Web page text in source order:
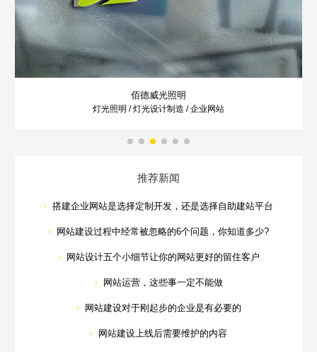
佰德威光照明
灯光照明 / 灯光设计制造 / 企业网站
推荐新闻
· 搭建企业网站是选择定制开发，还是选择自助建站平台
· 网站建设过程中经常被忽略的6个问题，你知道多少?
· 网站设计五个小细节让你的网站更好的留住客户
· 网站运营，这些事一定不能做
· 网站建设对于刚起步的企业是有必要的
· 网站建设上线后需要维护的内容